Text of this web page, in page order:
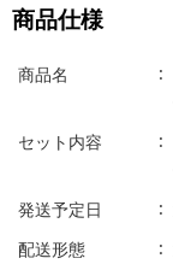
商品仕様
商品名
セット内容
発送予定日
配送形態